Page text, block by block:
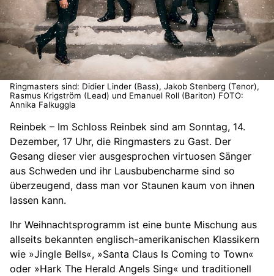
Ringmasters sind: Didier Linder (Bass), Jakob Stenberg (Tenor),
Rasmus Krigström (Lead) und Emanuel Roll (Bariton) FOTO:
Annika Falkuggla
Reinbek – Im Schloss Reinbek sind am Sonntag, 14.
Dezember, 17 Uhr, die Ringmasters zu Gast. Der
Gesang dieser vier ausgesprochen virtuosen Sänger
aus Schweden und ihr Lausbubencharme sind so
überzeugend, dass man vor Staunen kaum von ihnen
lassen kann.
Ihr Weihnachtsprogramm ist eine bunte Mischung aus
allseits bekannten englisch-amerikanischen Klassikern
wie »Jingle Bells«, »Santa Claus Is Coming to Town«
oder »Hark The Herald Angels Sing« und traditionell